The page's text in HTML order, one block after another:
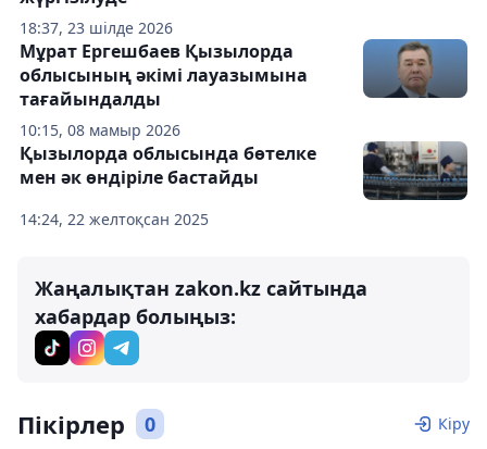
18:37, 23 шілде 2026
10:15, 08 мамыр 2026
Мұрат Ергешбаев Қызылорда
облысының әкімі лауазымына
тағайындалды
14:24, 22 желтоқсан 2025
Қызылорда облысында бөтелке
мен әк өндіріле бастайды
Жаңалықтан zakon.kz сайтында
хабардар болыңыз:
Пікірлер 0 Кіру